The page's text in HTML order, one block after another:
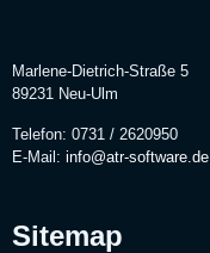
Marlene-Dietrich-Straße 5
89231 Neu-Ulm
Telefon: 0731 / 2620950
E-Mail: info@atr-software.de
Sitemap